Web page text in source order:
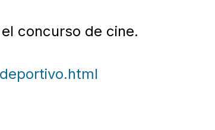
concurso de cine.